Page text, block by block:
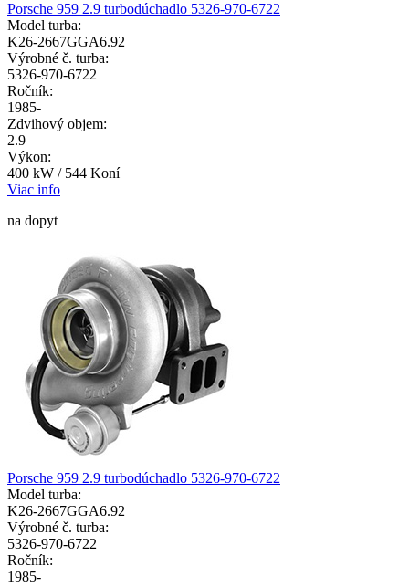
Porsche 959 2.9 turbodúchadlo 5326-970-6722
Model turba:
K26-2667GGA6.92
Výrobné č. turba:
5326-970-6722
Ročník:
1985-
Zdvihový objem:
2.9
Výkon:
400 kW / 544 Koní
Viac info
na dopyt
Porsche 959 2.9 turbodúchadlo 5326-970-6722
Model turba:
K26-2667GGA6.92
Výrobné č. turba:
5326-970-6722
Ročník:
1985-